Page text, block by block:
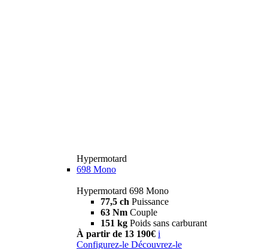
Hypermotard
698 Mono
Hypermotard 698 Mono
77,5 ch Puissance
63 Nm Couple
151 kg Poids sans carburant
À partir de 13 190€ i
Configurez-le Découvrez-le